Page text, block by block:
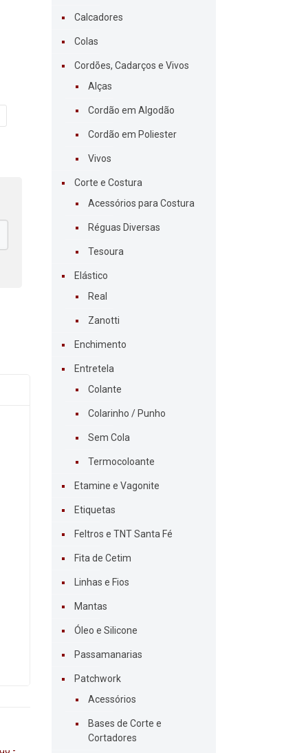
Calcadores
Colas
Cordões, Cadarços e Vivos
Alças
Cordão em Algodão
Cordão em Poliester
Vivos
Corte e Costura
Acessórios para Costura
Réguas Diversas
Tesoura
Elástico
Real
Zanotti
Enchimento
Entretela
Colante
Colarinho / Punho
Sem Cola
Termocoloante
Etamine e Vagonite
Etiquetas
Feltros e TNT Santa Fé
Fita de Cetim
Linhas e Fios
Mantas
Óleo e Silicone
Passamanarias
Patchwork
Acessórios
Bases de Corte e
Cortadores